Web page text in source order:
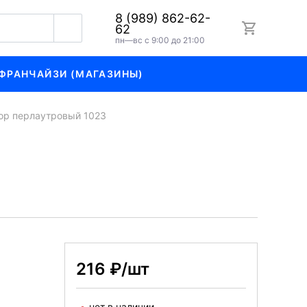
8 (989) 862-62-
62
пн—вс с 9:00 до 21:00
(МАГАЗИНЫ)
перлаутровый 1023
216 ₽/шт